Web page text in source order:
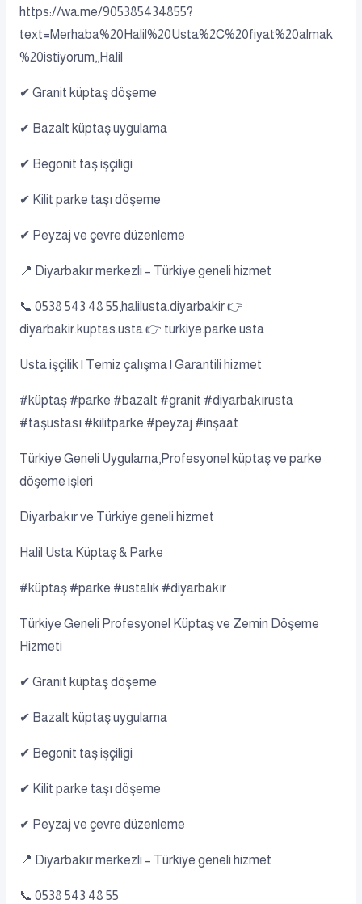
https://wa.me/905385434855?
text=Merhaba%20Halil%20Usta%2C%20fiyat%20almak
%20istiyorum,,Halil
✔ Granit küptaş döşeme
✔ Bazalt küptaş uygulama
✔ Begonit taş işçiligi
✔ Kilit parke taşı döşeme
✔ Peyzaj ve çevre düzenleme
📍 Diyarbakır merkezli – Türkiye geneli hizmet
📞 0538 543 48 55,halilusta.diyarbakir 👉
diyarbakir.kuptas.usta 👉 turkiye.parke.usta
Usta işçilik | Temiz çalışma | Garantili hizmet
#küptaş #parke #bazalt #granit #diyarbakırusta
#taşustası #kilitparke #peyzaj #inşaat
Türkiye Geneli Uygulama,Profesyonel küptaş ve parke
döşeme işleri
Diyarbakır ve Türkiye geneli hizmet
Halil Usta Küptaş & Parke
#küptaş #parke #ustalık #diyarbakır
Türkiye Geneli Profesyonel Küptaş ve Zemin Döşeme
Hizmeti
✔ Granit küptaş döşeme
✔ Bazalt küptaş uygulama
✔ Begonit taş işçiligi
✔ Kilit parke taşı döşeme
✔ Peyzaj ve çevre düzenleme
📍 Diyarbakır merkezli – Türkiye geneli hizmet
📞 0538 543 48 55